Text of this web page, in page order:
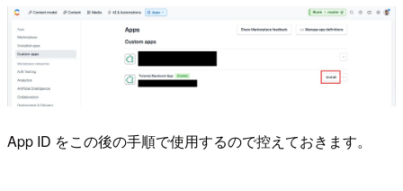
App ID をこの後の手順で使用するので控えておきます。